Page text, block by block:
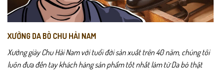
XƯỞNG DA BÒ CHU HẢI NAM
Xưởng giày Chu Hải Nam với tuổi đời sản xuất trên 40 năm, chúng tôi
luôn đưa đến tay khách hàng sản phẩm tốt nhất làm từ Da bò thật